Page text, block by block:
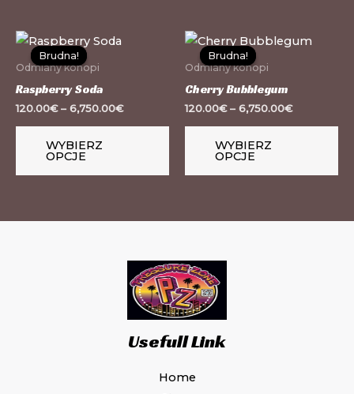
stronie
produktu
Brudna!
Brudna!
Odmiany konopi
Raspberry Soda
120.00€– 6,750.00€
WYBIERZ
OPCJE
Ten
produkt
ma
wiele
wariantów.
Brudna!
Brudna!
Odmiany konopi
Cherry Bubblegum
120.00€– 6,750.00€
WYBIERZ
OPCJE
Usefull Link
Home